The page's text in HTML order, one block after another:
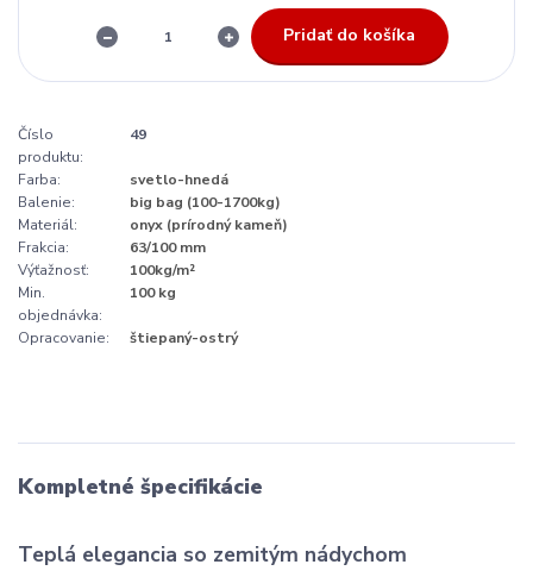
Pridať do košíka
Číslo
produktu:
49
Farba:
svetlo-hnedá
Balenie:
big bag (100-1700kg)
Materiál:
onyx (prírodný kameň)
Frakcia:
63/100 mm
Výťažnosť:
100kg/m²
Min.
objednávka:
100 kg
Opracovanie: štiepaný-ostrý
Kompletné špecifikácie
Teplá elegancia so zemitým nádychom